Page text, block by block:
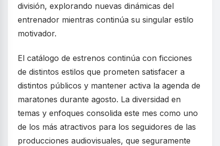
división, explorando nuevas dinámicas del
entrenador mientras continúa su singular estilo
motivador.
El catálogo de estrenos continúa con ficciones
de distintos estilos que prometen satisfacer a
distintos públicos y mantener activa la agenda de
maratones durante agosto. La diversidad en
temas y enfoques consolida este mes como uno
de los más atractivos para los seguidores de las
producciones audiovisuales, que seguramente